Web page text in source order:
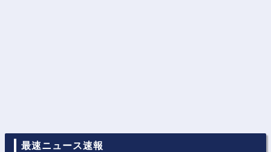
最速ニュース速報